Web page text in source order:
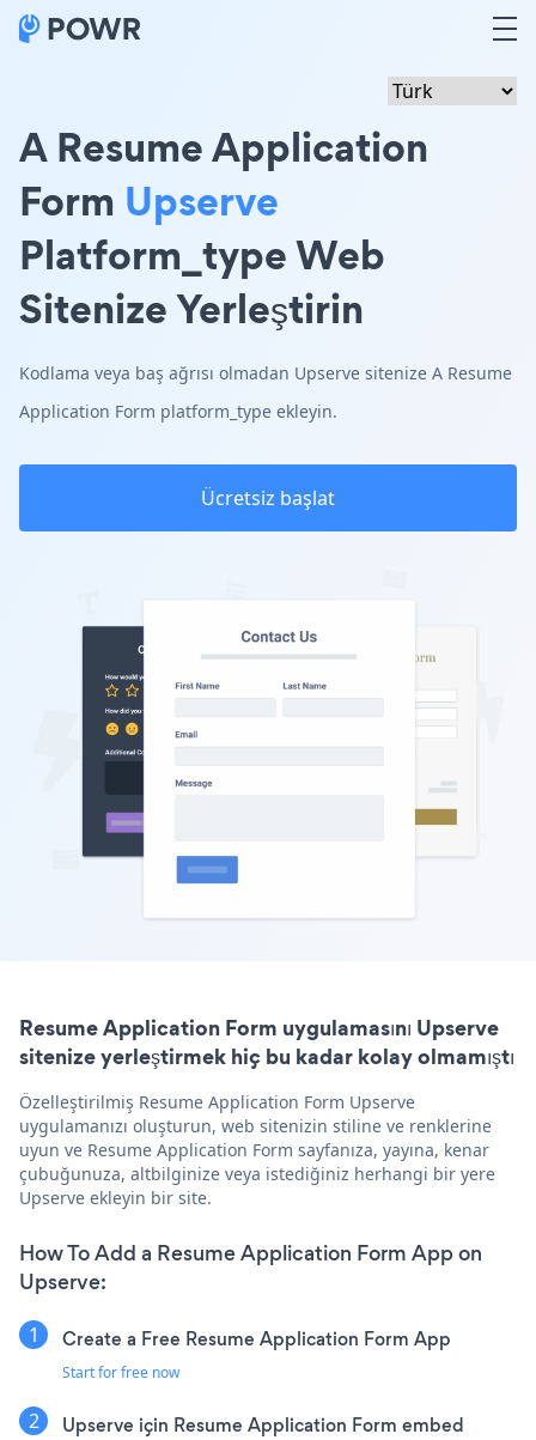
A Resume Application
Form Upserve
Platform_type Web
Sitenize Yerleştirin
Kodlama veya baş ağrısı olmadan Upserve sitenize A Resume
Application Form platform_type ekleyin.
Ücretsiz başlat
Resume Application Form uygulamasını Upserve
sitenize yerleştirmek hiç bu kadar kolay olmamıştı
Özelleştirilmiş Resume Application Form Upserve
uygulamanızı oluşturun, web sitenizin stiline ve renklerine
uyun ve Resume Application Form sayfanıza, yayına, kenar
çubuğunuza, altbilginize veya istediğiniz herhangi bir yere
Upserve ekleyin bir site.
How To Add a Resume Application Form App on
Upserve:
Create a Free Resume Application Form App
Start for free now
Upserve için Resume Application Form embed